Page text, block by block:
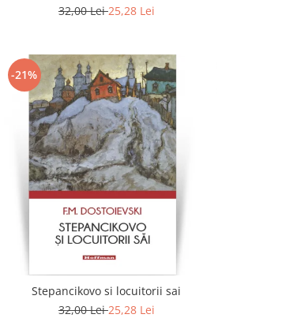
32,00 Lei25,28 Lei
-21%
Stepancikovo si locuitorii sai
32,00 Lei25,28 Lei